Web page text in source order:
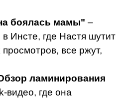
боялась мамы" –
Инсте, где Настя шутит
все ржут,
ламинирования
видео, где она